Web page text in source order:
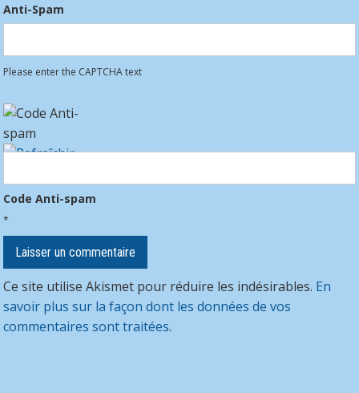
Anti-Spam
Please enter the CAPTCHA text
Code Anti-spam
*
Ce site utilise Akismet pour réduire les indésirables. En
savoir plus sur la façon dont les données de vos
commentaires sont traitées.